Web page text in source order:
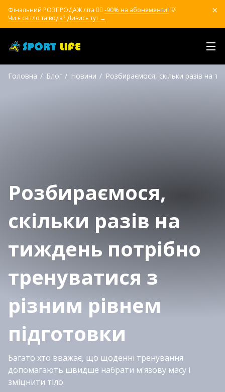
Фінальний РОЗПРОДАЖ літа ❤️‍🔥 -90% на абонементи! 💡
Чи є світло та вода? Дивись тут →
Головна Блог Новини Розбираємося, скільки разів на
Розбираємося,
скільки разів на
тиждень потрібно
тренуватися з
різним рівнем
підготовки
Багато хто вважає, що щоденні тренування
допомагають швидше набрати м'язову масу і
зміцнити тіло.